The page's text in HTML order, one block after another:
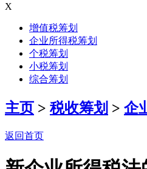
X
增值税筹划
企业所得税筹划
个税筹划
小税筹划
综合筹划
主页 > 税收筹划 > 企
返回首页